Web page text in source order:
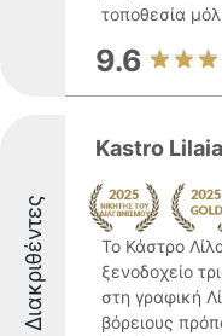
τοποθεσία
9.6
Διακριθέντες
Kastro
Το Κάστρο
ξενοδοχείο
στη γραφική
βόρειους